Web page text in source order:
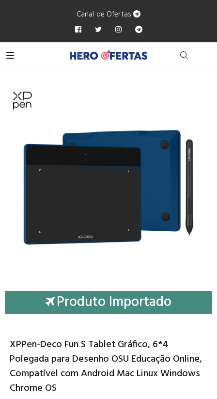
Canal de Ofertas
Produto Importado
XPPen-Deco Fun S Tablet Gráfico, 6*4
Polegada para Desenho OSU Educação Online,
Compatível com Android Mac Linux Windows
Chrome OS